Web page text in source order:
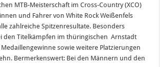
MTB-Meisterschaft im Cross-Country (XCO)
und Fahrer von White Rock Weißenfels
zahlreiche Spitzenresultate. Besonders
den Titelkämpfen im thüringischen Arnstadt
sowie weitere Platzierungen
Bermerkenswert: Bei den Männern und den